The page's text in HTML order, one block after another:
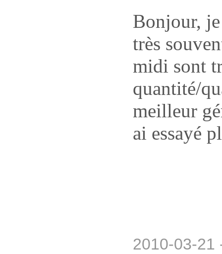
Bonjour,
très
midi sont
quantité/
meilleur
ai essayé
2010-03-21